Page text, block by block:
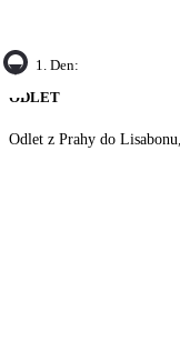
1. Den:
ODLET
Odlet z Prahy do